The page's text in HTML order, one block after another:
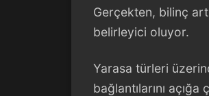
Gerçekten, bilinç
belirleyici oluyor.
Yarasa türleri
bağlantılarını